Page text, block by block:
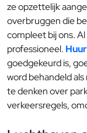
ze opzettelijk
overbruggen die
compleet bij ons.
professioneel.
goedgekeurd is,
word behandeld
te denken over
verkeersregels,